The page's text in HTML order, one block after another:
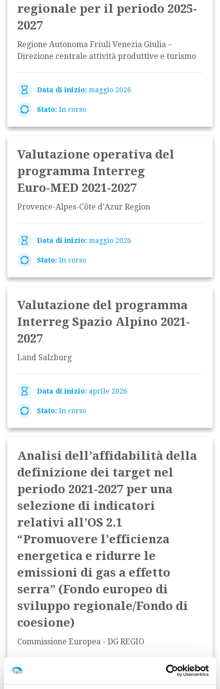
regionale per il periodo 2025-
2027
Regione Autonoma Friuli Venezia Giulia –
Direzione centrale attività produttive e turismo
Data di inizio: maggio 2026
Stato: In corso
Valutazione operativa del
programma Interreg
Euro‑MED 2021-2027
Provence-Alpes-Côte d’Azur Region
Data di inizio: maggio 2026
Stato: In corso
Valutazione del programma
Interreg Spazio Alpino 2021-
2027
Land Salzburg
Data di inizio: aprile 2026
Stato: In corso
Analisi dell’affidabilità della
definizione dei target nel
periodo 2021-2027 per una
selezione di indicatori
relativi all’OS 2.1
“Promuovere l’efficienza
energetica e ridurre le
emissioni di gas a effetto
serra” (Fondo europeo di
sviluppo regionale/Fondo di
coesione)
Commissione Europea - DG REGIO